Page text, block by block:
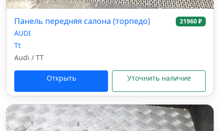
Панель передняя салона (торпедо) 21960 ₽
AUDI
Tt
Audi / TT
Открыть Уточнить наличие